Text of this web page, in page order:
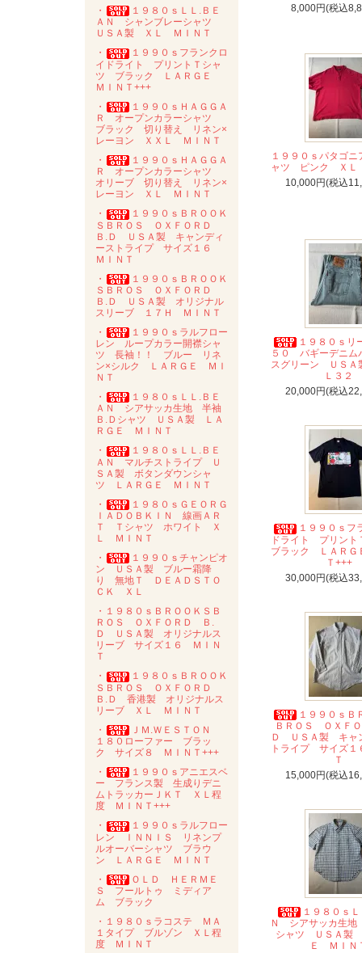
・
１９８０ｓＬＬ.ＢＥ
ＡＮ シャンブレーシャツ
ＵＳＡ製 ＸＬ ＭＩＮＴ
・
１９９０ｓフランクロ
イドライト プリントＴシャ
ツ ブラック ＬＡＲＧＥ
ＭＩＮＴ+++
・
１９９０ｓＨＡＧＧＡ
Ｒ オープンカラーシャツ
ブラック 切り替え リネン×
レーヨン ＸＸＬ ＭＩＮＴ
・
１９９０ｓＨＡＧＧＡ
Ｒ オープンカラーシャツ
オリーブ 切り替え リネン×
レーヨン ＸＬ ＭＩＮＴ
・
１９９０ｓＢＲＯＯＫ
ＳＢＲＯＳ ＯＸＦＯＲＤ
Ｂ.Ｄ ＵＳＡ製 キャンディ
ーストライプ サイズ１６
ＭＩＮＴ
・
１９９０ｓＢＲＯＯＫ
ＳＢＲＯＳ ＯＸＦＯＲＤ
Ｂ.Ｄ ＵＳＡ製 オリジナル
スリーブ １７Ｈ ＭＩＮＴ
・
１９９０ｓラルフロー
レン ループカラー開襟シャ
ツ 長袖！！ ブルー リネ
ン×シルク ＬＡＲＧＥ ＭＩ
ＮＴ
・
１９８０ｓＬＬ.ＢＥ
ＡＮ シアサッカ生地 半袖
Ｂ.Ｄシャツ ＵＳＡ製 ＬＡ
ＲＧＥ ＭＩＮＴ
・
１９８０ｓＬＬ.ＢＥ
ＡＮ マルチストライプ Ｕ
ＳＡ製 ボタンダウンシャ
ツ ＬＡＲＧＥ ＭＩＮＴ
・
１９８０ｓＧＥＯＲＧ
ＩＡＤＯＢＫＩＮ 線画ＡＲ
Ｔ Ｔシャツ ホワイト Ｘ
Ｌ ＭＩＮＴ
・
１９９０ｓチャンピオ
ン ＵＳＡ製 ブルー霜降
り 無地Ｔ ＤＥＡＤＳＴＯ
ＣＫ ＸＬ
・１９８０ｓＢＲＯＯＫＳＢ
ＲＯＳ ＯＸＦＯＲＤ Ｂ.
Ｄ ＵＳＡ製 オリジナルス
リーブ サイズ１６ ＭＩＮ
Ｔ
・
１９８０ｓＢＲＯＯＫ
ＳＢＲＯＳ ＯＸＦＯＲＤ
Ｂ.Ｄ 香港製 オリジナルス
リーブ ＸＬ ＭＩＮＴ
・
ＪＭ.ＷＥＳＴＯＮ
１８０ローファー ブラッ
ク サイズ８ ＭＩＮＴ+++
・
１９９０ｓアニエスベ
ー フランス製 生成りデニ
ムトラッカーＪＫＴ ＸＬ程
度 ＭＩＮＴ+++
・
１９９０ｓラルフロー
レン ＩＮＮＩＳ リネンプ
ルオーバーシャツ ブラウ
ン ＬＡＲＧＥ ＭＩＮＴ
・
ＯＬＤ ＨＥＲＭＥ
Ｓ フールトゥ ミディア
ム ブラック
・１９８０ｓラコステ ＭＡ
１タイプ ブルゾン ＸＬ程
度 ＭＩＮＴ
8,000円(税込
１９９０ｓパタゴ
ャツ ピンク ＸＬ
10,000円(税込
１９８０ｓリ
５０ バギーデニ
スグリーン ＵＳ
Ｌ３２
20,000円(税込
１９９０ｓフ
ドライト プリン
ブラック ＬＡＲ
Ｔ+++
30,000円(税込
１９９０ｓＢ
ＢＲＯＳ ＯＸＦ
Ｄ ＵＳＡ製 キャ
トライプ サイズ
Ｔ
15,000円(税込
１９８０ｓ
Ｎ シアサッカ生
シャツ ＵＳＡ製
Ｅ ＭＩＮ